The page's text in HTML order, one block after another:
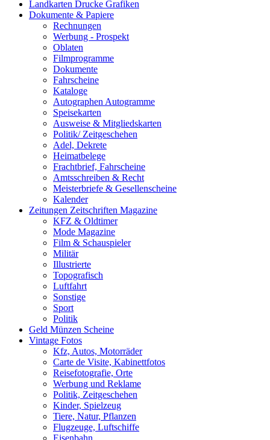
Landkarten Drucke Grafiken
Dokumente & Papiere
Rechnungen
Werbung - Prospekt
Oblaten
Filmprogramme
Dokumente
Fahrscheine
Kataloge
Autographen Autogramme
Speisekarten
Ausweise & Mitgliedskarten
Politik/ Zeitgeschehen
Adel, Dekrete
Heimatbelege
Frachtbrief, Fahrscheine
Amtsschreiben & Recht
Meisterbriefe & Gesellenscheine
Kalender
Zeitungen Zeitschriften Magazine
KFZ & Oldtimer
Mode Magazine
Film & Schauspieler
Militär
Illustrierte
Topografisch
Luftfahrt
Sonstige
Sport
Politik
Geld Münzen Scheine
Vintage Fotos
Kfz, Autos, Motorräder
Carte de Visite, Kabinettfotos
Reisefotografie, Orte
Werbung und Reklame
Politik, Zeitgeschehen
Kinder, Spielzeug
Tiere, Natur, Pflanzen
Flugzeuge, Luftschiffe
Eisenbahn